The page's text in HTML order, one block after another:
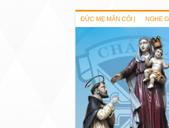
ĐỨC MẸ MÂN CÔI | NGHE